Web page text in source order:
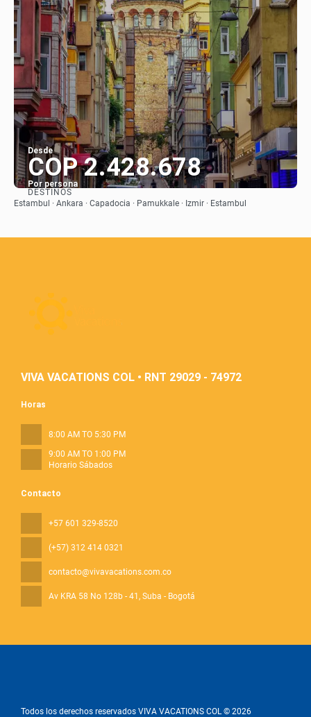
Desde
COP 2.428.678
Por persona
Ver
DESTINOS
Estambul · Ankara · Capadocia · Pamukkale · Izmir · Estambul
VIVA VACATIONS COL • RNT 29029 - 74972
Contacto
+57 601 329-8520
(+57) 312 414 0321
contacto@vivavacations.com.co
Av KRA 58 No 128b - 41 , Suba - Bogotá
Horas
8:00 AM TO 5:30 PM
9:00 AM TO 1:00 PM
Horario Sábados
Todos los derechos reservados VIVA VACATIONS COL © 2026